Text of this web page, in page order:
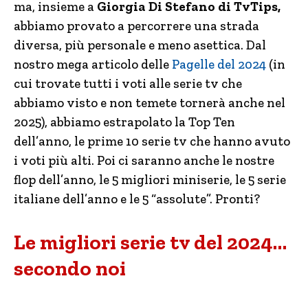
ma, insieme a Giorgia Di Stefano di TvTips,
abbiamo provato a percorrere una strada
diversa, più personale e meno asettica. Dal
nostro mega articolo delle Pagelle del 2024 (in
cui trovate tutti i voti alle serie tv che
abbiamo visto e non temete tornerà anche nel
2025), abbiamo estrapolato la Top Ten
dell’anno, le prime 10 serie tv che hanno avuto
i voti più alti. Poi ci saranno anche le nostre
flop dell’anno, le 5 migliori miniserie, le 5 serie
italiane dell’anno e le 5 “assolute”. Pronti?
Le migliori serie tv del 2024…
secondo noi